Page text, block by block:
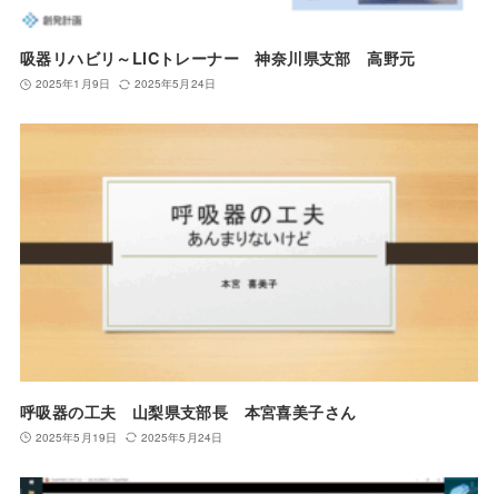
吸器リハビリ～LICトレーナー 神奈川県支部 高野元
2025年1月9日 2025年5月24日
呼吸器の工夫 山梨県支部長 本宮喜美子さん
2025年5月19日 2025年5月24日